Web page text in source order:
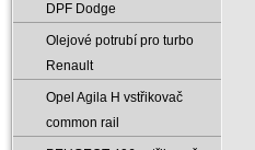
DPF Dodge
Olejové potrubí pro turbo
Renault
Opel Agila H vstřikovač
common rail